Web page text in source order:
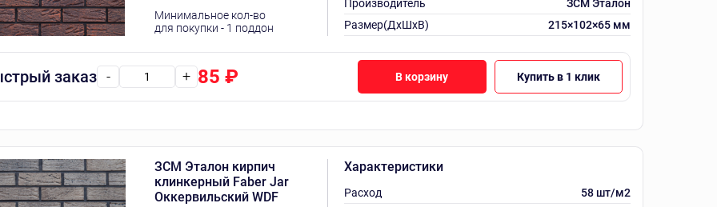
Минимальное кол-во
для покупки - 1 поддон
Производитель
ЗСМ Эталон
Размер(ДхШхВ)
215×102×65 мм
заказ - + 85 ₽ В корзину Купить в 1 клик
ЗСМ Эталон кирпич
клинкерный Faber Jar
Оккервильский WDF
Характеристики
Расход
58 шт/м2